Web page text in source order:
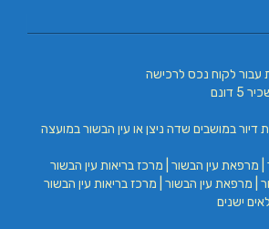
לקוח נכס לרכישה
דונם
במושבים שדה ניצן או עין הבשור במועצה
מרפאת עין הבשור | מרכז בריאות עין הבשור
| מרפאת עין הבשור | מרכז בריאות עין הבשור
ישנים